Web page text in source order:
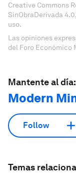
Creative Commons
SinObraDerivada
uso.
Las opiniones
del Foro Económico
Mantente al día:
Modern
Follow
Temas